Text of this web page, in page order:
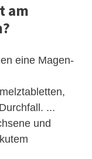
am
eine Magen-
...
und